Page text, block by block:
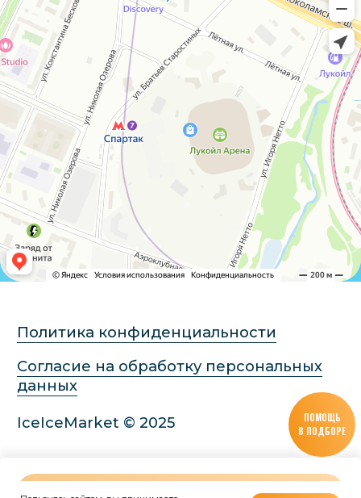
В КОРЗИНУ
ПОМОЩЬ
В ПОДБОРЕ